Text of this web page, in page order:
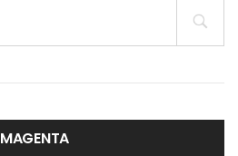
MAGENTA